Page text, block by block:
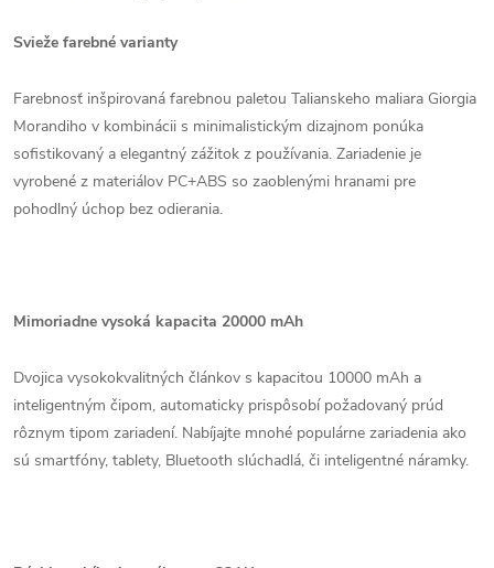
Svieže farebné varianty
Farebnosť inšpirovaná farebnou paletou Talianskeho maliara Giorgia
Morandiho v kombinácii s minimalistickým dizajnom ponúka
sofistikovaný a elegantný zážitok z používania. Zariadenie je
vyrobené z materiálov PC+ABS so zaoblenými hranami pre
pohodlný úchop bez odierania.
Mimoriadne vysoká kapacita 20000 mAh
Dvojica vysokokvalitných článkov s kapacitou 10000 mAh a
inteligentným čipom, automaticky prispôsobí požadovaný prúd
rôznym tipom zariadení. Nabíjajte mnohé populárne zariadenia ako
sú smartfóny, tablety, Bluetooth slúchadlá, či inteligentné náramky.